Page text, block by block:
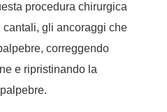
procedura chirurgica
gli ancoraggi che
correggendo
e ripristinando la